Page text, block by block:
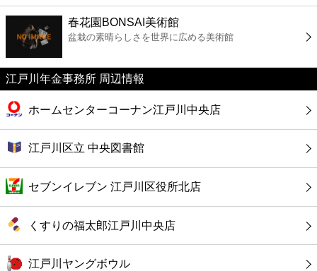
ファミレス
ファーストフード
カフェ
ショッピング
銀行
公共
病院
春花園BONSAI美術館
盆栽の素晴らしさを世界に広める美術館
江戸川年金事務所 周辺情報
ホームセンターコーナン江戸川中央店
江戸川区立 中央図書館
セブンイレブン 江戸川区役所北店
くすりの福太郎江戸川中央店
江戸川ヤングボウル